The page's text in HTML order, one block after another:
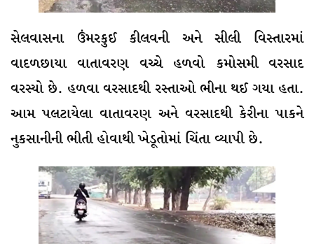
સેલવાસના ઉંમરકુઈ કીલવની અને સીલી વિસ્તારમાં
વાદળછાયા વાતાવરણ વચ્ચે હળવો કમોસમી વરસાદ
વરસ્યો છે. હળવા વરસાદથી રસ્તાઓ ભીના થઈ ગયા હતા.
આમ પલટાયેલા વાતાવરણ અને વરસાદથી કેરીના પાકને
નુકસાનીની ભીતી હોવાથી ખેડૂતોમાં ચિંતા વ્યાપી છે.